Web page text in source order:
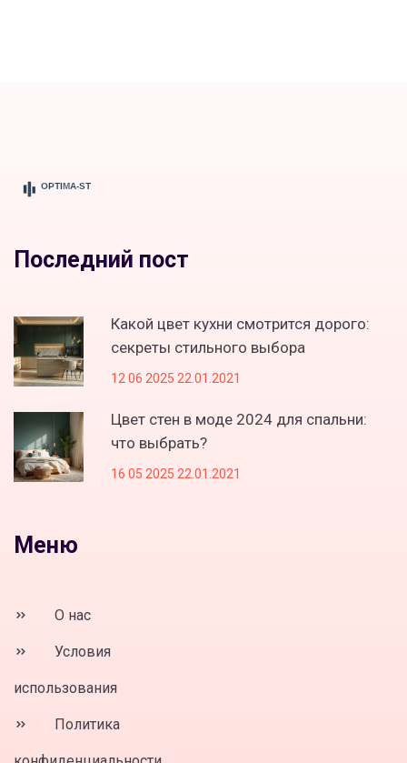
Последний пост
Какой цвет кухни смотрится дорого:
секреты стильного выбора
12 06 2025 22.01.2021
Цвет стен в моде 2024 для спальни:
что выбрать?
16 05 2025 22.01.2021
Меню
О нас
Условия
использования
Политика